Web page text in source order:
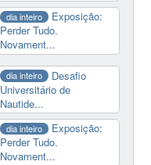
dia inteiro
Exposição:
Perder Tudo.
Novament...
dia inteiro
Desafio
Universitário de
Nautide...
dia inteiro
Exposição:
Perder Tudo.
Novament...